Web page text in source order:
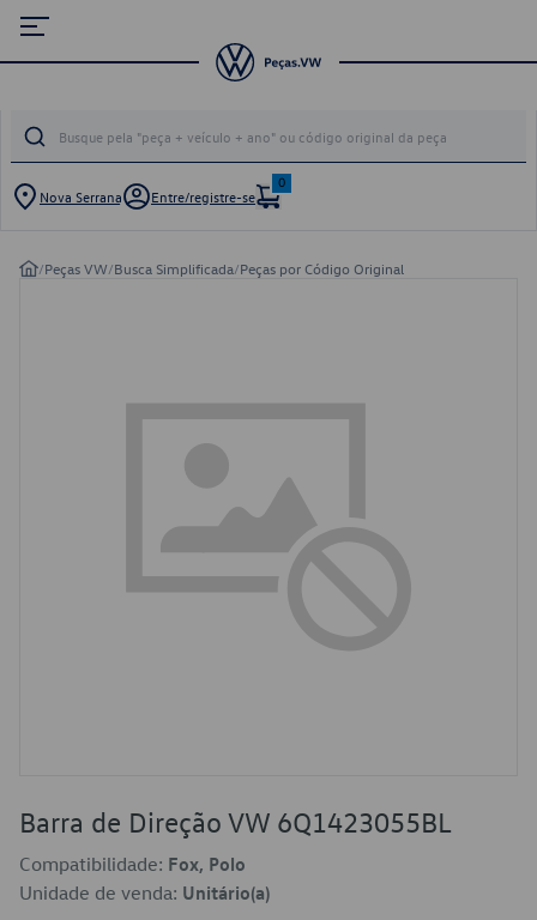
Nova Serrana Entre/registre-se
0
/Peças VW/Busca Simplificada/Peças por Código Original
Barra de Direção VW 6Q1423055BL
Compatibilidade: Fox, Polo
Unidade de venda: Unitário(a)